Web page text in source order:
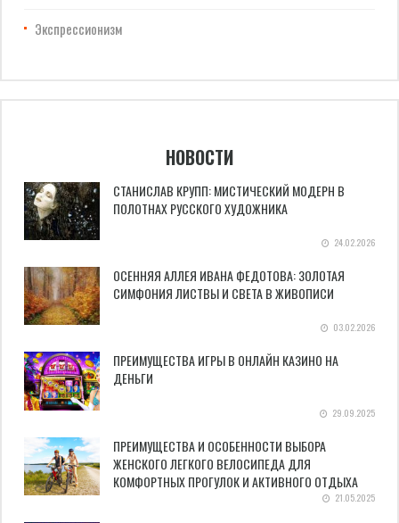
Экспрессионизм
НОВОСТИ
СТАНИСЛАВ КРУПП: МИСТИЧЕСКИЙ МОДЕРН В
ПОЛОТНАХ РУССКОГО ХУДОЖНИКА
24.02.2026
ОСЕННЯЯ АЛЛЕЯ ИВАНА ФЕДОТОВА: ЗОЛОТАЯ
СИМФОНИЯ ЛИСТВЫ И СВЕТА В ЖИВОПИСИ
03.02.2026
ПРЕИМУЩЕСТВА ИГРЫ В ОНЛАЙН КАЗИНО НА
ДЕНЬГИ
29.09.2025
ПРЕИМУЩЕСТВА И ОСОБЕННОСТИ ВЫБОРА
ЖЕНСКОГО ЛЕГКОГО ВЕЛОСИПЕДА ДЛЯ
КОМФОРТНЫХ ПРОГУЛОК И АКТИВНОГО ОТДЫХА
21.05.2025